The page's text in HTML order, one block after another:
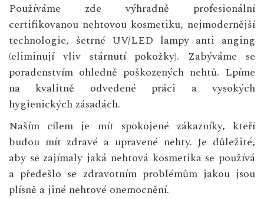
Používáme zde výhradně profesionální
certifikovanou nehtovou kosmetiku, nejmodernější
technologie, šetrné UV/LED lampy anti anging
(eliminují vliv stárnutí pokožky). Zabýváme se
poradenstvím ohledně poškozených nehtů. Lpíme
na kvalitně odvedené práci a vysokých
hygienických zásadách.
Naším cílem je mít spokojené zákazníky, kteří
budou mít zdravé a upravené nehty. Je důležité,
aby se zajímaly jaká nehtová kosmetika se používá
a předešlo se zdravotním problémům jakou jsou
plísně a jiné nehtové onemocnění.